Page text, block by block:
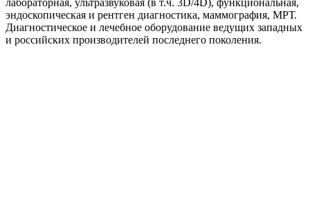
лабораторная, ультразвуковая (в т.ч. 3D/4D), функциональная,
эндоскопическая и рентген диагностика, маммография, МРТ.
Диагностическое и лечебное оборудование ведущих западных
и российских производителей последнего поколения.